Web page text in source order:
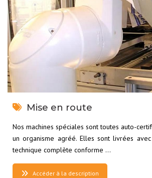
Mise en route
Nos machines spéciales sont toutes auto-
un organisme agréé. Elles sont livrées
technique complète conforme …
Accéder à la description